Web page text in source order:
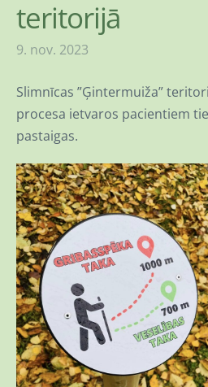
teritorijā
9. nov. 2023
Slimnīcas ”Ģintermuiža”
procesa ietvaros pacientiem
pastaigas.